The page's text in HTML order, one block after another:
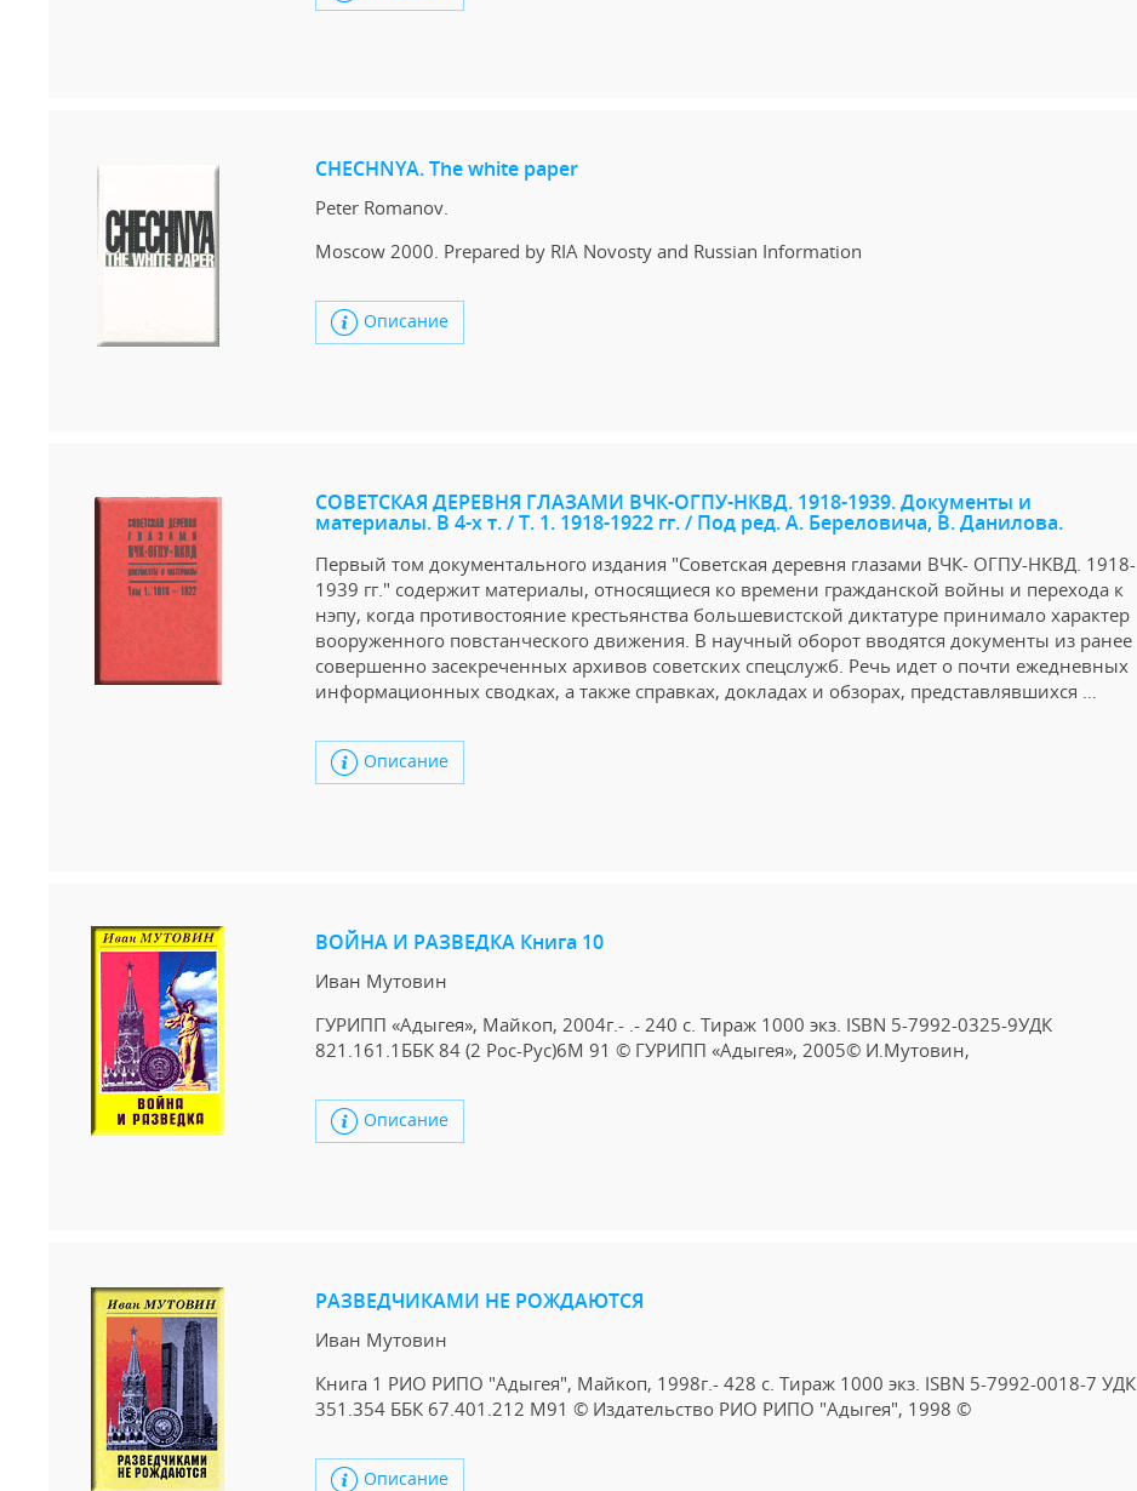
CHECHNYA. The white paper
Peter Romanov.
Moscow 2000. Prepared by RIA Novosty and Russian Information
Описание
СОВЕТСКАЯ ДЕРЕВНЯ ГЛАЗАМИ ВЧК-ОГПУ-НКВД. 1918-1939. Документы и
материалы. В 4-х т. / Т. 1. 1918-1922 гг. / Под ред. А. Береловича, В. Данилова.
Первый том документального издания "Советская деревня глазами ВЧК- ОГПУ-НКВД. 1918-
1939 гг." содержит материалы, относящиеся ко времени гражданской войны и перехода к
нэпу, когда противостояние крестьянства большевистской диктатуре принимало характер
вооруженного повстанческого движения. В научный оборот вводятся документы из ранее
совершенно засекреченных архивов советских спецслужб. Речь идет о почти ежедневных
информационных сводках, а также справках, докладах и обзорах, представлявшихся …
Описание
ВОЙНА И РАЗВЕДКА Книга 10
Иван Мутовин
ГУРИПП «Адыгея», Майкоп, 2004г.- .- 240 с. Тираж 1000 экз. ISBN 5-7992-0325-9УДК
821.161.1ББК 84 (2 Рос-Рус)6М 91 © ГУРИПП «Адыгея», 2005© И.Мутовин,
Описание
РАЗВЕДЧИКАМИ НЕ РОЖДАЮТСЯ
Иван Мутовин
Книга 1 РИО РИПО "Адыгея", Майкоп, 1998г.- 428 с. Тираж 1000 экз. ISBN 5-7992-0018-7 УДК
351.354 ББК 67.401.212 М91 © Издательство РИО РИПО "Адыгея", 1998 ©
Описание